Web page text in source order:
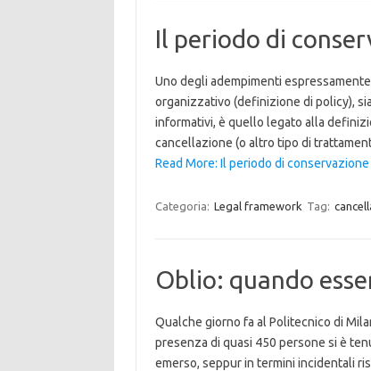
Il periodo di
Uno degli adempimenti
organizzativo (definizione di policy),
informativi, è quello legato alla
cancellazione (o altro tipo di
Read More: Il periodo di
Categoria: Legal framework Tag:
Oblio: quando
Qualche giorno fa al Politecnico di
presenza di quasi 450 persone si è
emerso, seppur in termini incidentali